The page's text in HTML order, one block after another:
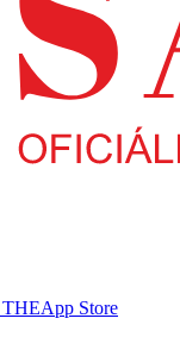
App Store